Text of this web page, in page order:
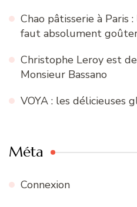
Chao pâtisserie à Paris
faut absolument
Christophe Leroy est
Monsieur Bassano
VOYA : les délicieuses
Méta
Connexion